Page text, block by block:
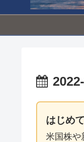
はじめ
米国株や